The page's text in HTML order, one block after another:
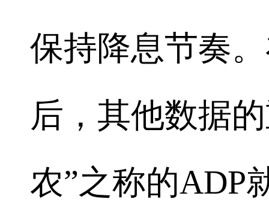
保持降息节奏
后，其他数据
农”之称的ADP